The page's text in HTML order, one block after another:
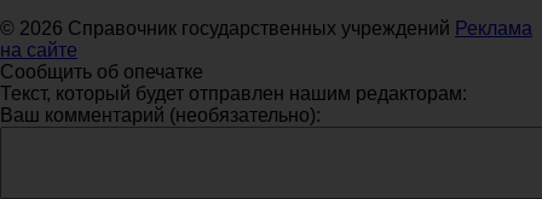
© 2026 Справочник государственных учреждений Реклама
на сайте
Сообщить об опечатке
Текст, который будет отправлен нашим редакторам:
Ваш комментарий (необязательно):